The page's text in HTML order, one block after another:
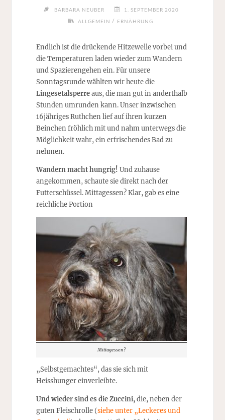
BARBARA NEUBER
1. SEPTEMBER 2020
ALLGEMEIN / ERNÄHRUNG
Endlich ist die drückende Hitzewelle vorbei und
die Temperaturen laden wieder zum Wandern
und Spazierengehen ein. Für unsere
Sonntagsrunde wählten wir heute die
Lingesetalsperreaus, die man gut in anderthalb
Stunden umrunden kann. Unser inzwischen
16jähriges Ruthchen lief auf ihren kurzen
Beinchen fröhlich mit und nahm unterwegs die
Möglichkeit wahr, ein erfrischendes Bad zu
nehmen.
Wandern macht hungrig! Und zuhause
angekommen, schaute sie direkt nach der
Futterschüssel. Mittagessen? Klar, gab es eine
reichliche Portion
Mittagessen?
„Selbstgemachtes“, das sie sich mit
Heisshunger einverleibte.
Und wieder sind es die Zuccini, die, neben der
guten Fleischrolle (siehe unter „Leckeres und